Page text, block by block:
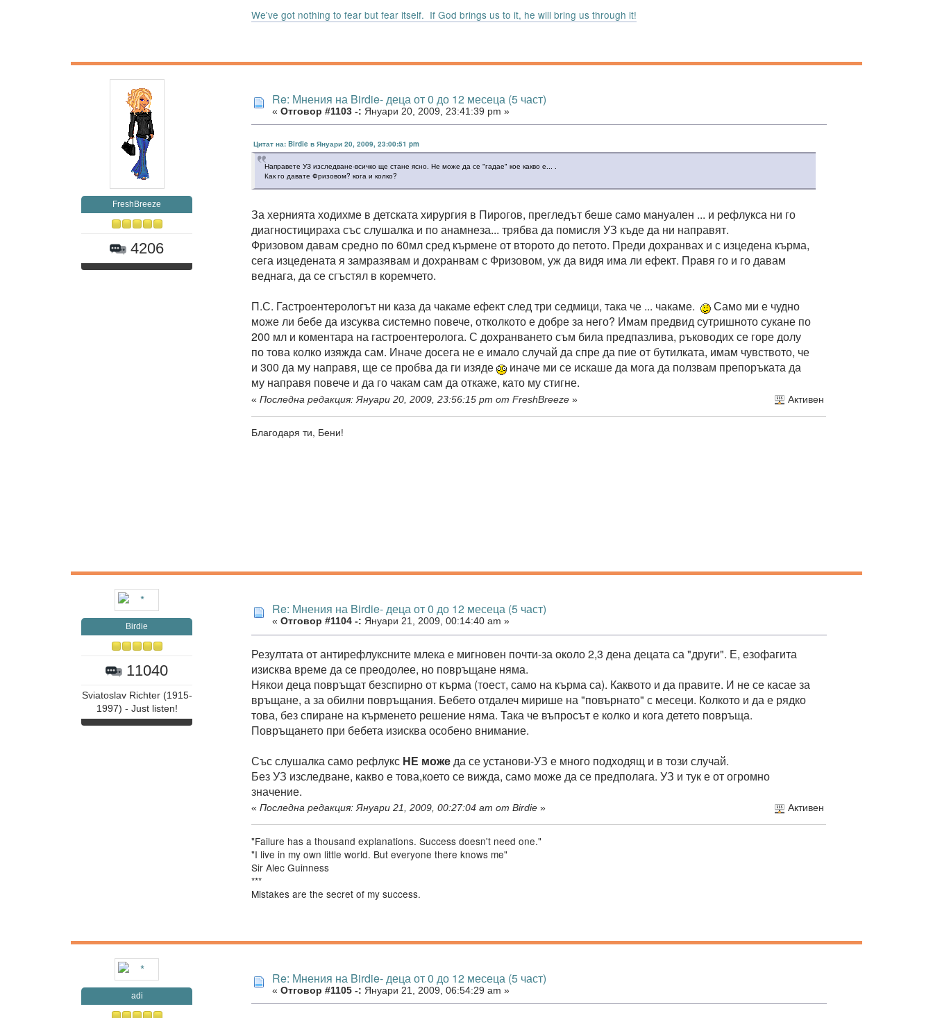
We've got nothing to fear but fear itself. If God brings us to it, he will bring us through it!
FreshBreeze
4206
Re: Мнения на Birdie- деца от 0 до 12 месеца (5 част)
« Отговор #1103 -: Януари 20, 2009, 23:41:39 pm »
Цитат на: Birdie в Януари 20, 2009, 23:00:51 pm
Направете УЗ изследване-всичко ще стане ясно. Не може да се "гадае" кое какво е... .
Как го давате Фризовом? кога и колко?
За хернията ходихме в детската хирургия в Пирогов, прегледът беше само мануален ... и рефлукса ни го
диагностицираха със слушалка и по анамнеза... трябва да помисля УЗ къде да ни направят.
Фризовом давам средно по 60мл сред кърмене от второто до петото. Преди дохранвах и с изцедена кърма,
сега изцедената я замразявам и дохранвам с Фризовом, уж да видя има ли ефект. Правя го и го давам
веднага, да се сгъстял в коремчето.
П.С. Гастроентерологът ни каза да чакаме ефект след три седмици, така че ... чакаме.
Само ми е чудно
може ли бебе да изсуква системно повече, отколкото е добре за него? Имам предвид сутришното сукане по
200 мл и коментара на гастроентеролога. С дохранването съм била предпазлива, ръководих се горе долу
по това колко изяжда сам. Иначе досега не е имало случай да спре да пие от бутилката, имам чувството, че
и 300 да му направя, ще се пробва да ги изяде
иначе ми се искаше да мога да ползвам препоръката да
му направя повече и да го чакам сам да откаже, като му стигне.
« Последна редакция: Януари 20, 2009, 23:56:15 pm от FreshBreeze » Активен
Благодаря ти, Бени!
Birdie
11040
Sviatoslav Richter (1915-
1997) - Just listen!
Re: Мнения на Birdie- деца от 0 до 12 месеца (5 част)
« Отговор #1104 -: Януари 21, 2009, 00:14:40 am »
Резултата от антирефлуксните млека е мигновен почти-за около 2,3 дена децата са "други". Е, езофагита
изисква време да се преодолее, но повръщане няма.
Някои деца повръщат безспирно от кърма (тоест, само на кърма са). Каквото и да правите. И не се касае за
връщане, а за обилни повръщания. Бебето отдалеч мирише на "повърнато" с месеци. Колкото и да е рядко
това, без спиране на кърменето решение няма. Така че въпросът е колко и кога детето повръща.
Повръщането при бебета изисква особено внимание.
Със слушалка само рефлукс НЕ можеда се установи-УЗ е много подходящ и в този случай.
Без УЗ изследване, какво е това,което се вижда, само може да се предполага. УЗ и тук е от огромно
значение.
« Последна редакция: Януари 21, 2009, 00:27:04 am от Birdie » Активен
"Failure has a thousand explanations. Success doesn't need one."
"I live in my own little world. But everyone there knows me"
Sir Alec Guinness
***
Mistakes are the secret of my success.
adi
Re: Мнения на Birdie- деца от 0 до 12 месеца (5 част)
« Отговор #1105 -: Януари 21, 2009, 06:54:29 am »